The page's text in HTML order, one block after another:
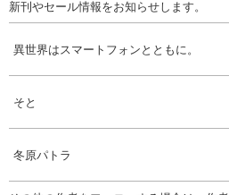
新刊やセール情報をお知らせします。
異世界はスマートフォンとともに。
そと
冬原パトラ